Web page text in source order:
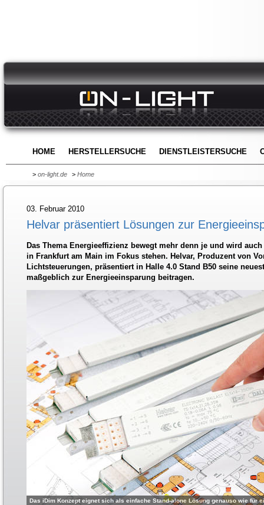
HOME HERSTELLERSUCHE DIENSTLEISTERSUCHE
> on-light.de > Home
03. Februar 2010
Helvar präsentiert Lösungen zur
Das Thema Energieeffizienz bewegt mehr denn je und wird
in Frankfurt am Main im Fokus stehen. Helvar, Produzent von
Lichtsteuerungen, präsentiert in Halle 4.0 Stand B50 seine
maßgeblich zur Energieeinsparung beitragen.
Das iDim Konzept eignet sich als einfache Stand-alone Lösung genauso wie für